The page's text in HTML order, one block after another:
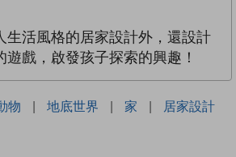
生活風格的居家設計外，還設計
遊戲，啟發孩子探索的興趣！
物 | 地底世界 | 家 | 居家設計